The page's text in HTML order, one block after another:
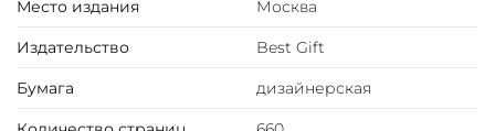
Книга представлена в оригинальном подарочном
быть именным) в комплекте. Цветовое сочетание
переплёта и упаковки может отличаться от
Место издания Москва
Издательство Best Gift
Бумага дизайнерская